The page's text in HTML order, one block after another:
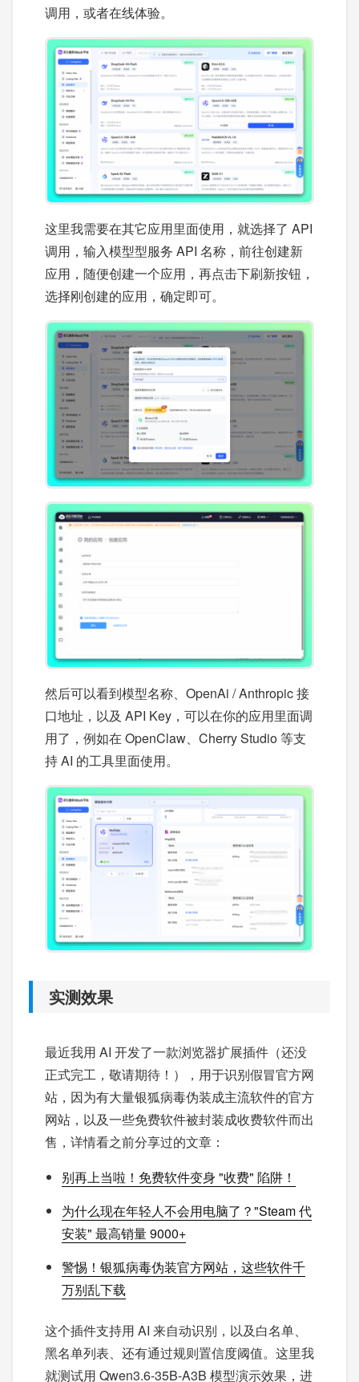
调用，或者在线体验。
这里我需要在其它应用里面使用，就选择了 API
调用，输入模型型服务 API 名称，前往创建新
应用，随便创建一个应用，再点击下刷新按钮，
选择刚创建的应用，确定即可。
然后可以看到模型名称、OpenAi / Anthropic 接
口地址，以及 API Key，可以在你的应用里面调
用了，例如在 OpenClaw、Cherry Studio 等支
持 AI 的工具里面使用。
实测效果
最近我用 AI 开发了一款浏览器扩展插件（还没
正式完工，敬请期待！），用于识别假冒官方网
站，因为有大量银狐病毒伪装成主流软件的官方
网站，以及一些免费软件被封装成收费软件而出
售，详情看之前分享过的文章：
别再上当啦！免费软件变身 "收费" 陷阱！
为什么现在年轻人不会用电脑了？"Steam 代
安装" 最高销量 9000+
警惕！银狐病毒伪装官方网站，这些软件千
万别乱下载
这个插件支持用 AI 来自动识别，以及白名单、
黑名单列表、还有通过规则置信度阈值。这里我
就测试用 Qwen3.6-35B-A3B 模型演示效果，进